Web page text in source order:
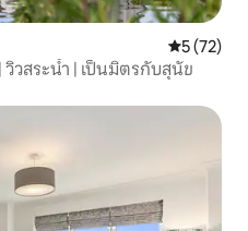
คะแนนเฉลี่
5 (72)
วิวสระน้ำ | เป็นมิตรกับสุนัข